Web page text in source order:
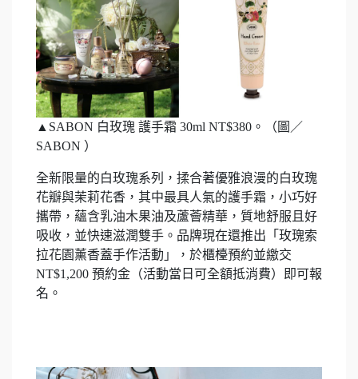
▲SABON 白玫瑰 護手霜 30ml NT$380。（圖／
SABON ）
全新限量的白玫瑰系列，揉合著優雅浪漫的白玫瑰
花瓣與茉莉花香，其中最具人氣的護手霜，小巧好
攜帶，蘊含乳油木果油及蘆薈精華，質地舒服且好
吸收，並快速滋潤雙手。品牌現在還推出「玫瑰索
拉花園薰香蓋手作活動」，於櫃檯預約並繳交
NT$1,200 預約金（活動當日可全額抵消費）即可報
名。